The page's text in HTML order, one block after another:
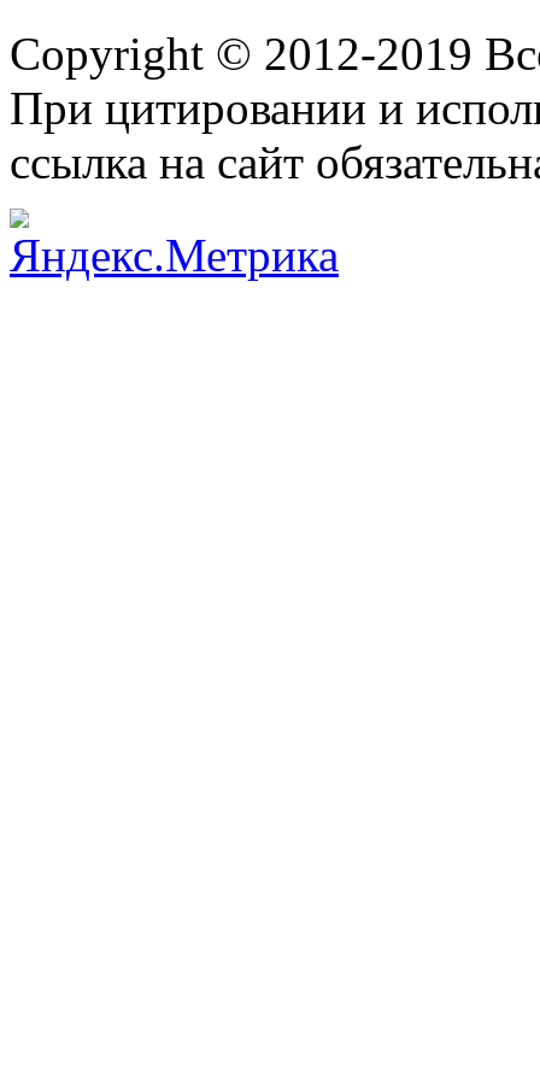
Copyright © 2012-2019
При цитировании и
ссылка на сайт